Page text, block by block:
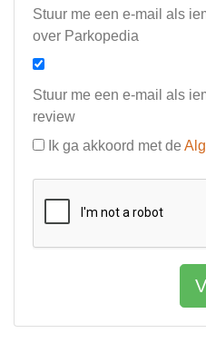
Stuur me een e-mail als
over Parkopedia
Stuur me een e-mail als
review
Ik ga akkoord met de